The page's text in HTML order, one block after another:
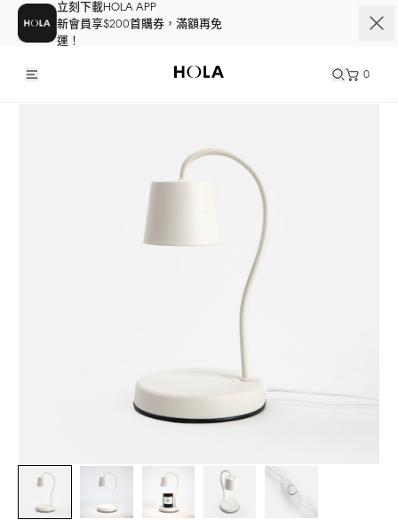
立刻下載HOLA APP
新會員享$200首購券，滿額再免
運！
0